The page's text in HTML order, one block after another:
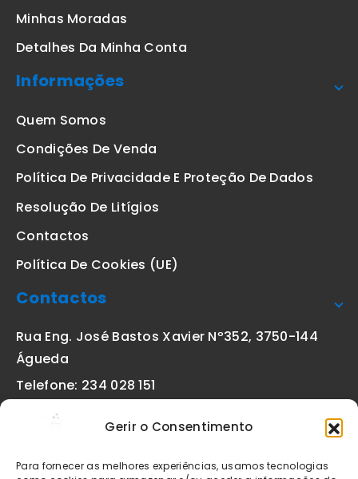
Gerir o Consentimento
Para fornecer as melhores experiências, usamos tecnologias
Minhas Moradas
Detalhes Da Minha Conta
Informações
Quem Somos
Condições De Venda
Política De Privacidade E Proteção De Dados
Resolução De Litígios
Contactos
Política De Cookies (UE)
Contactos
Rua Eng. José Bastos Xavier Nº352, 3750-144
Águeda
Telefone: 234 028 151
geral@etiquetas-online.pt